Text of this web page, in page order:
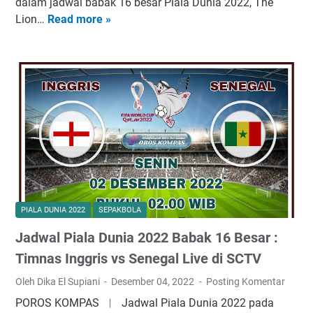
L
a
g
a
P
e
r
e
b
u
t
n
T
i
a
2
2
:
L
a
g
a
P
e
r
t
a
r
u
h
a
s
S
e
n
e
g
a
l
d
i
P
a
Lion… Read more »
d
i
k
s
i
I
n
g
g
r
i
s
s
PIALA DUNIA 2022 SEPAKBOLA
Jadwal Piala Dunia 2022 Babak 16 Besar :
Timnas Inggris vs Senegal Live di SCTV
Oleh Dika El Supiani Desember 04, 2022 Posting Komentar
POROS KOMPAS ︱ Jadwal Piala Dunia 2022 pada